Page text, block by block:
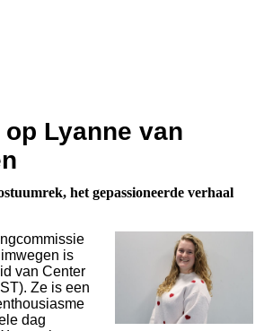
Lyanne van
het gepassioneerde verhaal
is
van Center
Ze is een
dag